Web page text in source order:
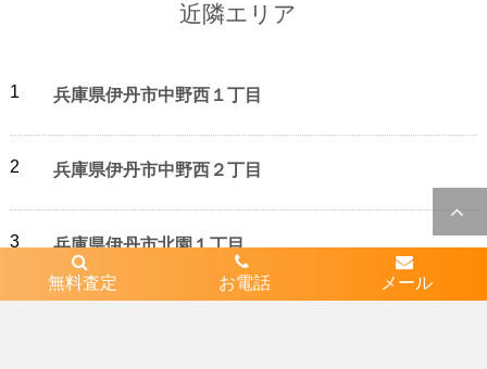
近隣エリア
1 兵庫県伊丹市中野西１丁目
2 兵庫県伊丹市中野西２丁目
3 兵庫県伊丹市北園１丁目
無料査定 お電話 メール